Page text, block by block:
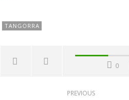
TANGORRA
0
PREVIOUS